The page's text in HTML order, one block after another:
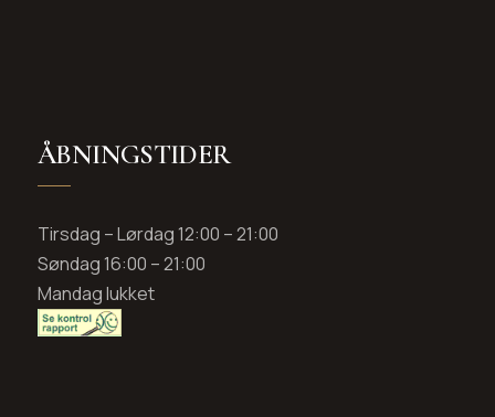
ÅBNINGSTIDER
Tirsdag – Lørdag 12:00 – 21:00
Søndag 16:00 – 21:00
Mandag lukket